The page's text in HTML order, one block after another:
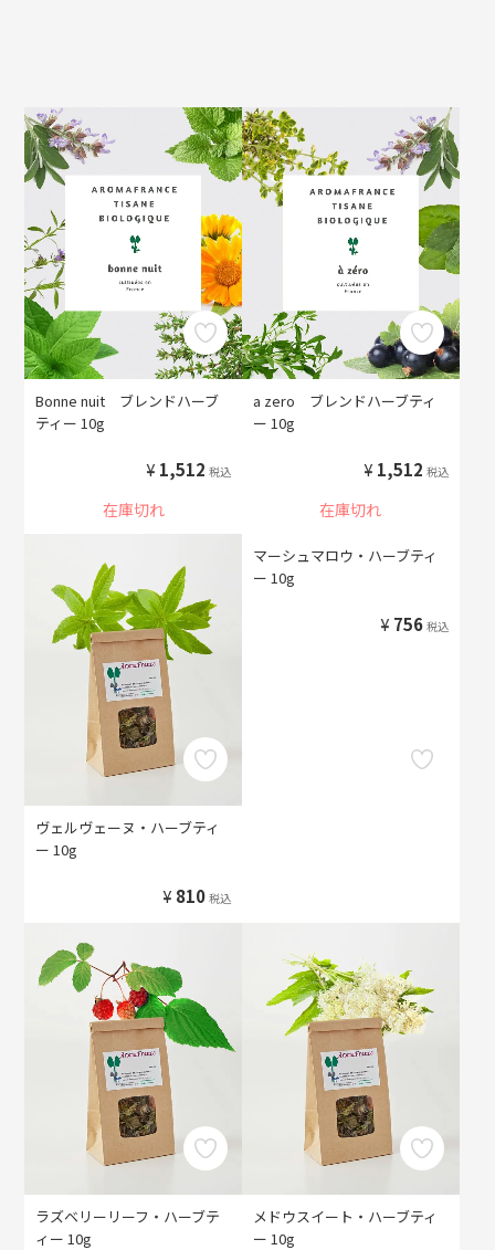
Bonne nuit ブレンドハーブ
ティー 10g
¥ 1,512 税込
在庫切れ
a zero ブレンドハーブティ
ー 10g
¥ 1,512 税込
在庫切れ
ヴェルヴェーヌ・ハーブティ
ー 10g
¥ 810 税込
マーシュマロウ・ハーブティ
ー 10g
¥ 756 税込
ラズベリーリーフ・ハーブテ
ィー 10g
メドウスイート・ハーブティ
ー 10g